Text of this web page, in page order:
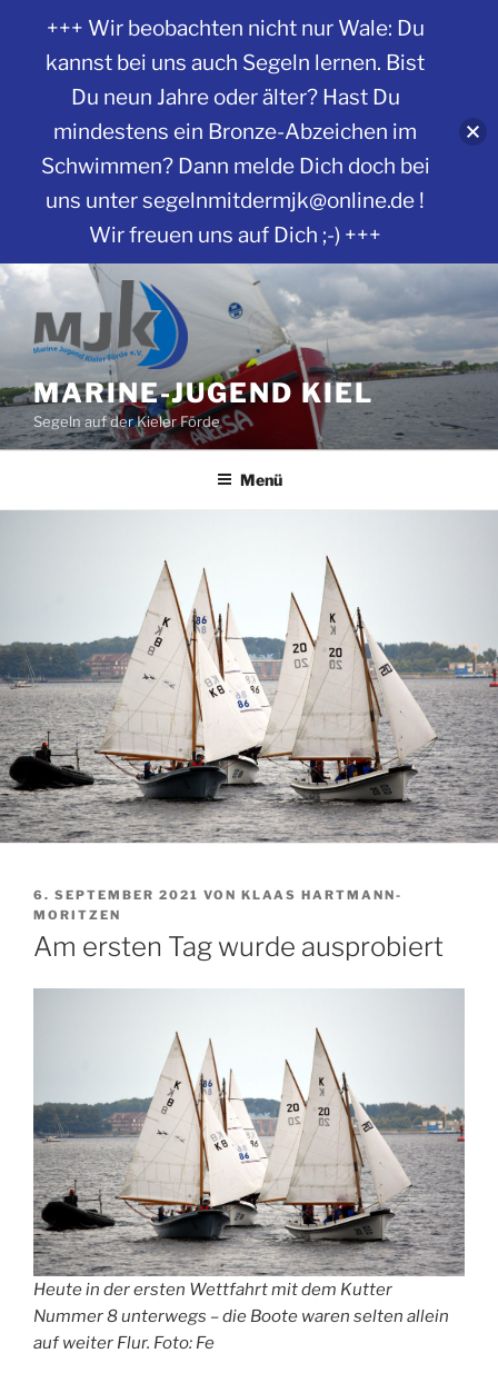
Zum
Inhalt
springen
MARINE-JUGEND KIEL
Segeln auf der Kieler Förde
Menü
VERÖFFENTLICHT
AM
6. SEPTEMBER 2021 VON KLAAS HARTMANN-
MORITZEN
Am ersten Tag wurde ausprobiert
Heute in der ersten Wettfahrt mit dem Kutter
Nummer 8 unterwegs – die Boote waren selten allein
auf weiter Flur. Foto: Fe
+++ Wir beobachten nicht nur Wale: Du
kannst bei uns auch Segeln lernen. Bist
Du neun Jahre oder älter? Hast Du
mindestens ein Bronze-Abzeichen im
Schwimmen? Dann melde Dich doch bei
uns unter segelnmitdermjk@online.de !
Wir freuen uns auf Dich ;-) +++